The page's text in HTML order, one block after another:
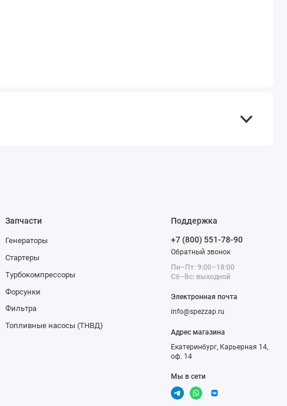
Запчасти
Генераторы
Стартеры
Турбокомпрессоры
Форсунки
Фильтра
Топливные насосы (ТНВД)
Поддержка
+7 (800) 551-78-90
Обратный звонок
Пн–Пт: 9:00–18:00
Сб–Вс: выходной
Электронная почта
info@spezzap.ru
Адрес магазина
Екатеринбург, Карьерная 14,
оф. 14
Мы в сети